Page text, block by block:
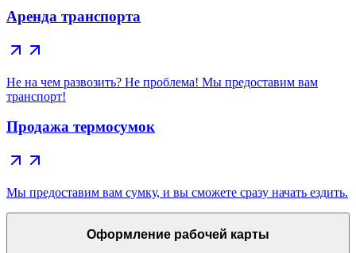
Аренда транспорта
Не на чем развозить? Не проблема! Мы предоставим вам
транспорт!
Продажа термосумок
Мы предоставим вам сумку, и вы сможете сразу начать ездить.
Оформление рабочей карты